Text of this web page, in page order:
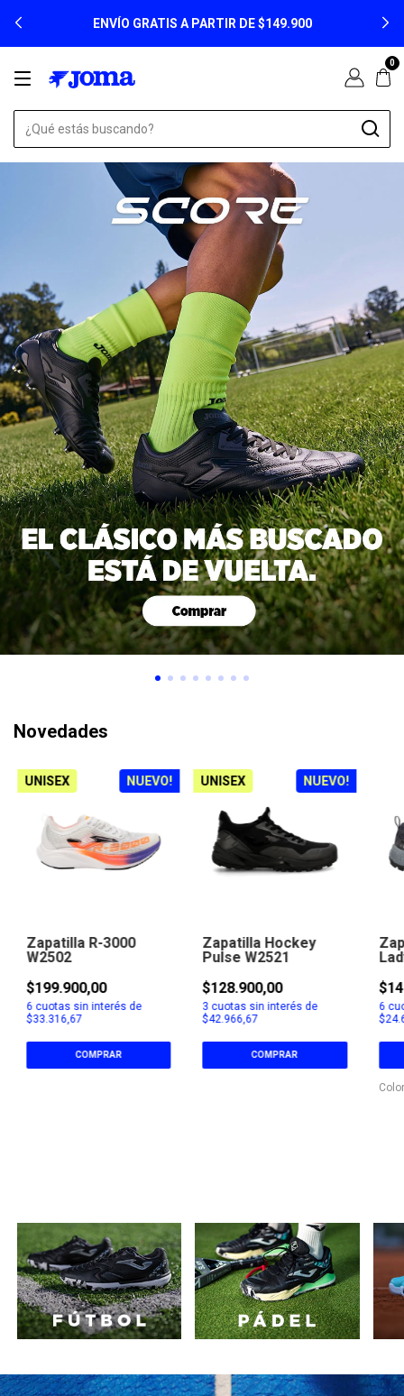
3 CUOTAS SIN INTERÉS EN TODA LA TIENDA - 6
CUOTAS SIN INTERÉS A PARTIR DE $129.900
0
Novedades
UNISEX NUEVO!
Zapatilla R-3000
W2502
$199.900,00
6cuotas sin interés de
$33.316,67
COMPRAR
UNISEX NUEVO!
Zapatilla Hockey
Pulse W2521
$128.900,00
3 cuotas sin interés de
$42.966,67
COMPRAR
6